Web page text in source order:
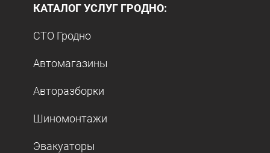
КАТАЛОГ УСЛУГ ГРОДНО:
СТО Гродно
Автомагазины
Авторазборки
Шиномонтажи
Эвакуаторы